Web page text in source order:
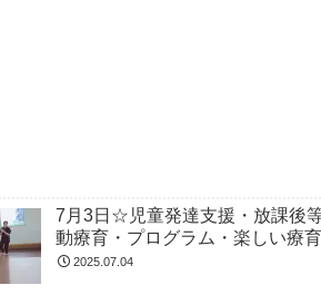
7月3日☆児童発達支援・放課後
動療育・プログラム・楽しい療育
2025.07.04